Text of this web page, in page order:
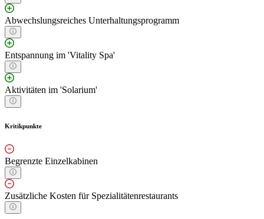
Abwechslungsreiches Unterhaltungsprogramm
Entspannung im 'Vitality Spa'
Aktivitäten im 'Solarium'
Kritikpunkte
Begrenzte Einzelkabinen
Zusätzliche Kosten für Spezialitätenrestaurants